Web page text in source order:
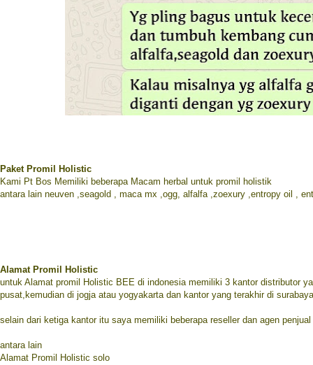
Paket Promil Holistic
Kami Pt Bos Memiliki beberapa Macam herbal untuk promil holistik
antara lain neuven ,seagold , maca mx ,ogg, alfalfa ,zoexury ,entropy oil ,
Alamat Promil Holistic
untuk Alamat promil Holistic BEE di indonesia memiliki 3 kantor distributor
pusat,kemudian di jogja atau yogyakarta dan kantor yang terakhir di surabaya
selain dari ketiga kantor itu saya memiliki beberapa reseller dan agen
antara lain
Alamat Promil Holistic solo